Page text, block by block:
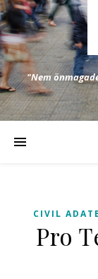
"Nem
CIVIL
Pro